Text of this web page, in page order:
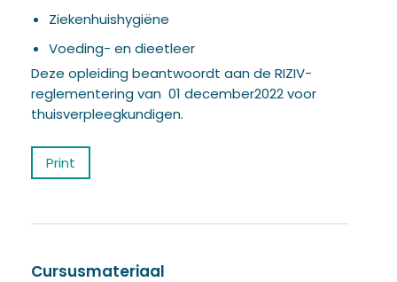
Ziekenhuishygiëne
Voeding- en dieetleer
Deze opleiding beantwoordt aan de RIZIV-
reglementering van 01 december2022 voor
thuisverpleegkundigen.
Print
Cursusmateriaal